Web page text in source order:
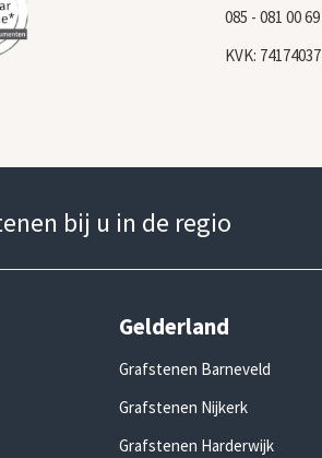
085 - 081 00 69
KVK: 74174037
bij u in de regio
Gelderland
Grafstenen Barneveld
Grafstenen Nijkerk
Grafstenen Harderwijk